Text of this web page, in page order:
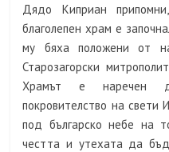
Дядо Киприан
благолепен храм е
му бяха положени от
Старозагорски
Храмът е наречен
покровителство на свети
под българско небе на
честта и утехата да